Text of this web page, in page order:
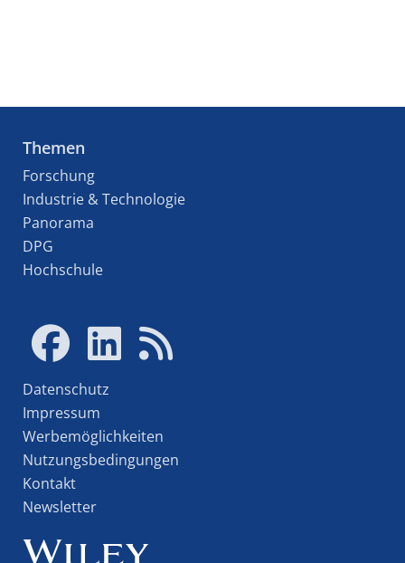
Themen
Forschung
Industrie & Technologie
Panorama
DPG
Hochschule
Datenschutz
Impressum
Werbemöglichkeiten
Nutzungsbedingungen
Kontakt
Newsletter